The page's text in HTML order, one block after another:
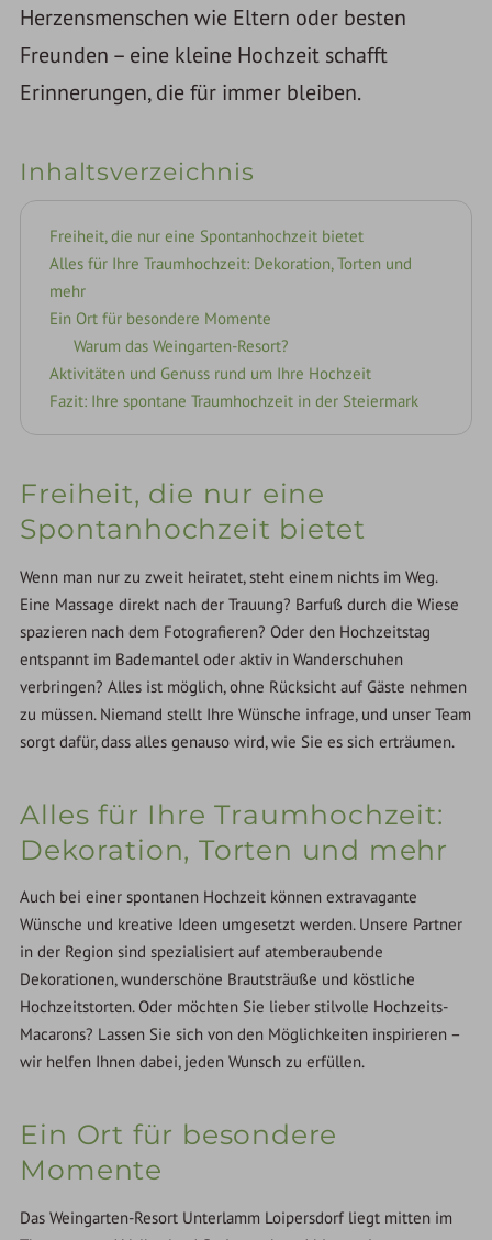
Herzensmenschen wie Eltern oder besten
Freunden – eine kleine Hochzeit schafft
Erinnerungen, die für immer bleiben.
Inhaltsverzeichnis
Freiheit, die nur eine Spontanhochzeit bietet
Alles für Ihre Traumhochzeit: Dekoration, Torten und
mehr
Ein Ort für besondere Momente
Warum das Weingarten-Resort?
Aktivitäten und Genuss rund um Ihre Hochzeit
Fazit: Ihre spontane Traumhochzeit in der Steiermark
Freiheit, die nur eine
Spontanhochzeit bietet
Wenn man nur zu zweit heiratet, steht einem nichts im Weg.
Eine Massage direkt nach der Trauung? Barfuß durch die Wiese
spazieren nach dem Fotografieren? Oder den Hochzeitstag
entspannt im Bademantel oder aktiv in Wanderschuhen
verbringen? Alles ist möglich, ohne Rücksicht auf Gäste nehmen
zu müssen. Niemand stellt Ihre Wünsche infrage, und unser Team
sorgt dafür, dass alles genauso wird, wie Sie es sich erträumen.
Alles für Ihre Traumhochzeit:
Dekoration, Torten und mehr
Auch bei einer spontanen Hochzeit können extravagante
Wünsche und kreative Ideen umgesetzt werden. Unsere Partner
in der Region sind spezialisiert auf atemberaubende
Dekorationen, wunderschöne Brautsträuße und köstliche
Hochzeitstorten. Oder möchten Sie lieber stilvolle Hochzeits-
Macarons? Lassen Sie sich von den Möglichkeiten inspirieren –
wir helfen Ihnen dabei, jeden Wunsch zu erfüllen.
Ein Ort für besondere
Momente
Das Weingarten-Resort Unterlamm Loipersdorf liegt mitten im